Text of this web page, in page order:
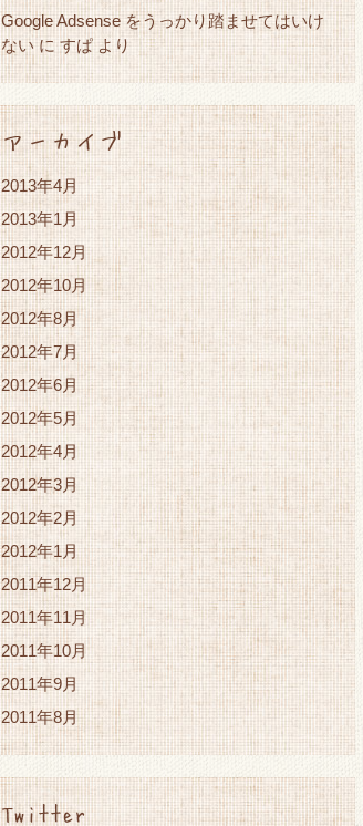
Google Adsense をうっかり踏ませてはいけ
ない にすぱより
アーカイブ
2013年4月
2013年1月
2012年12月
2012年10月
2012年8月
2012年7月
2012年6月
2012年5月
2012年4月
2012年3月
2012年2月
2012年1月
2011年12月
2011年11月
2011年10月
2011年9月
2011年8月
Twitter